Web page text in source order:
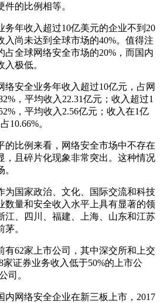
的比例相等。
务年收入超过10亿美元的企业不到20
入尚未达到全球市场的40%。值得注
占全球网络安全市场的20%，而国内
极低。
络安全业务年收入超过10亿元，占网
，平均收入22.31亿元；收入超过1
，平均收入2.56亿元；收入在1亿
10.66%。
的比例来看，网络安全市场中不存在
，且碎片化现象非常突出。这种情况
为国家政治、文化、国际交流和科技
数量和安全收入水平上具有显著的领
江、四川、福建、上海、山东和江苏
。
有62家上市公司，其中深交所和上交
家证券业务收入低于50%的上市公
司。
内网络安全企业在新三板上市，2017